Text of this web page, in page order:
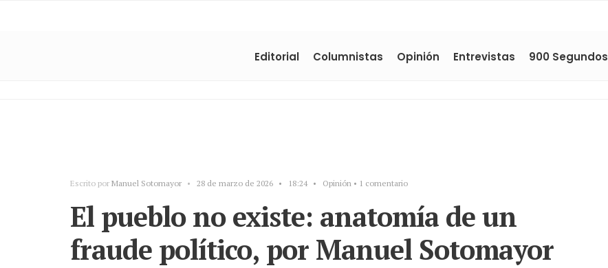
Editorial Columnistas Opinión Entrevistas 900 Segundos
Escrito por Manuel Sotomayor • 28 de marzo de 2026 • 18:24 • Opinión • 1 comentario
El pueblo no existe: anatomía de un
fraude político, por Manuel Sotomayor